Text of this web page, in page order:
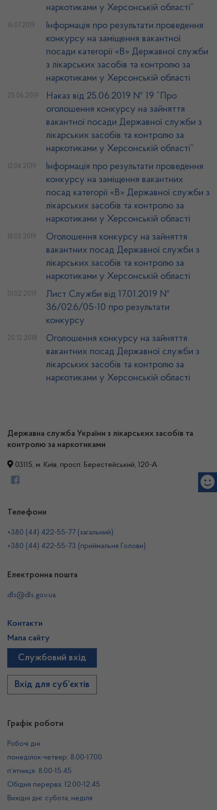
наркотиками у Херсонській області”
16.07.2019
Інформація про результати проведення
конкурсу на заміщення вакантної
посади категорії «В» Державної служби
з лікарських засобів та контролю за
наркотиками у Херсонській області
25.06.2019
Наказ від 25.06.2019 № 19 “Про
оголошення конкурсу на зайняття
вакантної посади Державної служби з
лікарських засобів та контролю за
наркотиками у Херсонській області”
12.04.2019
Інформація про результати проведення
конкурсу на заміщення вакантних
посад категорії «В» Державної служби з
лікарських засобів та контролю за
наркотиками у Херсонській області
18.03.2019
Оголошення конкурсу на зайняття
вакантних посад Державної служби з
лікарських засобів та контролю за
наркотиками у Херсонській області
01.02.2019
Лист Служби від 17.01.2019 №
36/02.6/05-10 про результати
конкурсу
20.12.2018
Оголошення конкурсу на зайняття
вакантних посад Державної служби з
лікарських засобів та контролю за
наркотиками у Херсонській області
Державна служба України з лікарських засобів та
контролю за наркотиками
03115, м. Київ, просп. Берестейський, 120-А
Графік роботи
Робочі дні:
понеділок-четвер: 8.00-17.00
п’ятниця: 8.00-15.45
Обідня перерва: 12.00-12.45
Вихідні дні: субота, неділя
Телефони
+380 (44) 422-55-77 (загальний)
+380 (44) 422-55-73 (приймальня Голови)
Електронна пошта
dls@dls.gov.ua
Контакти
Мапа сайту
Службовий вхід
Вхід для суб’єктів